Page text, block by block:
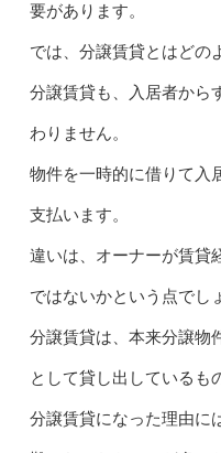
要があります。
では、分譲賃貸とはどの
分譲賃貸も、入居者から
わりません。
物件を一時的に借りて入
支払います。
違いは、オーナーが賃貸
ではないかという点でし
分譲賃貸は、本来分譲物
として貸し出しているも
分譲賃貸になった理由に